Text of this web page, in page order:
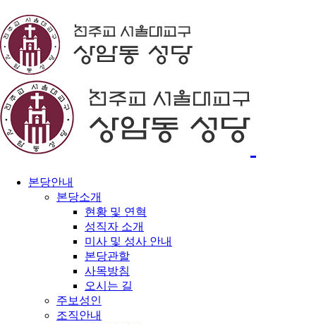
본당안내
본당소개
현황 및 연혁
성직자 소개
미사 및 성사 안내
본당관할
사목방침
오시는 길
주보성인
조직안내